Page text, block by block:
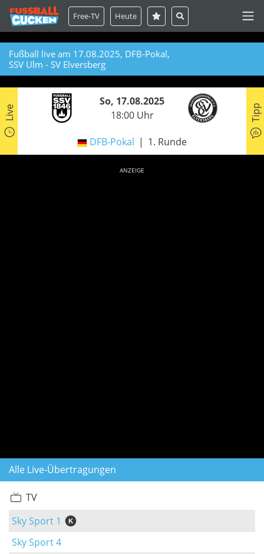
Free-TV Heute
Fußball live am 17.08.2025, DFB-Pokal,
SSV Ulm - SV Elversberg
Live
So, 17.08.2025
18:00 Uhr
DFB-Pokal 1. Runde
Tipp
ANZEIGE
Alle Live-Übertragungen
TV
Sky Sport 1
Sky Sport 4